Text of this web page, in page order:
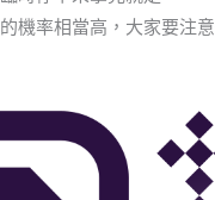
機率相當高，大家要注